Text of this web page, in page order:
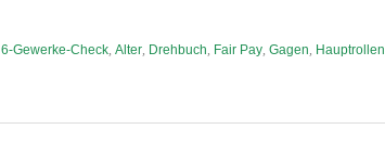
6-Gewerke-Check, Alter, Drehbuch, Fair Pay, Gagen, Hauptrollen